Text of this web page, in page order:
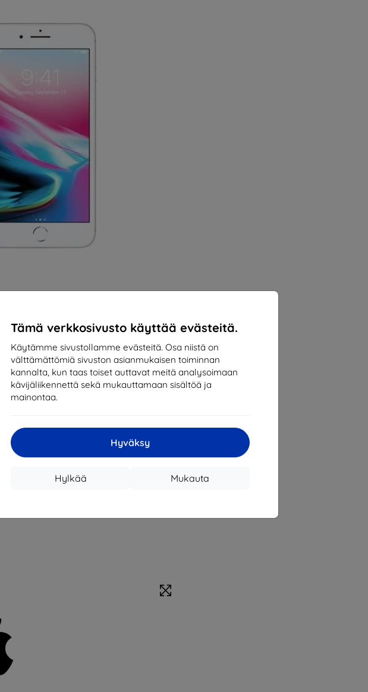
Tämä verkkosivusto käyttää evästeitä.
Käytämme sivustollamme evästeitä. Osa niistä on
välttämättömiä sivuston asianmukaisen toiminnan
kannalta, kun taas toiset auttavat meitä analysoimaan
kävijäliikennettä sekä mukauttamaan sisältöä ja
mainontaa.
Hyväksy
Mukauta
Hylkää